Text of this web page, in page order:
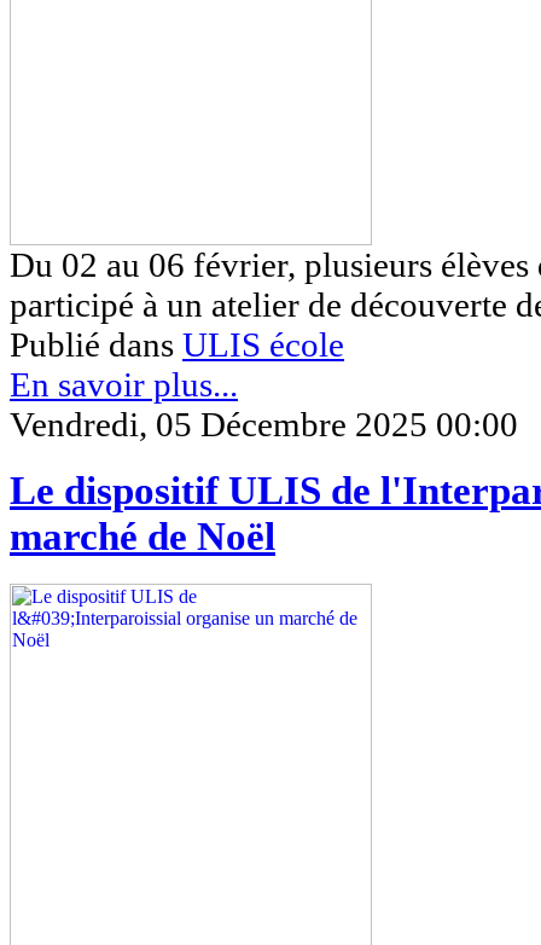
Du 02 au 06 février, plusieurs
participé à un atelier de découverte
Publié dans ULIS école
En savoir plus...
Vendredi, 05 Décembre 2025 00:00
Le dispositif ULIS de
marché de Noël